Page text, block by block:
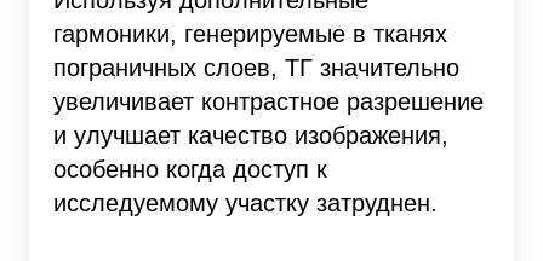
гармоники, генерируемые в тканях
пограничных слоев, ТГ значительно
увеличивает контрастное разрешение
и улучшает качество изображения,
особенно когда доступ к
исследуемому участку затруднен.